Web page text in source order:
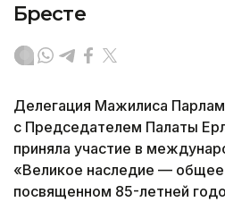
Бресте
Делегация Мажилиса
с Председателем Палаты
приняла участие в
«Великое наследие —
посвященном 85-летней